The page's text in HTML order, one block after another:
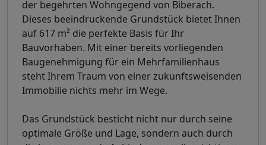
der begehrten Wohngegend von Biberach.
Dieses beeindruckende Grundstück bietet Ihnen
auf 617 m² die perfekte Basis für Ihr
Bauvorhaben. Mit einer bereits vorliegenden
Baugenehmigung für ein Mehrfamilienhaus
steht Ihrem Traum von einer zukunftsweisenden
Immobilie nichts mehr im Wege.
Das Grundstück besticht nicht nur durch seine
optimale Größe und Lage, sondern auch durch